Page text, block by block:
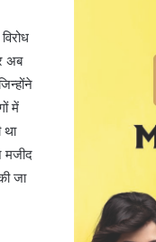
अब
में
मजीद
जा